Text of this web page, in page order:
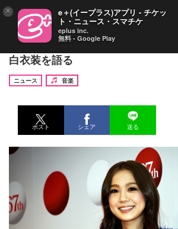
「今回は“大人の赤”です」西野カ
白衣装を語る
ニュース
音楽
ポスト シェア 送る
× e＋(イープラス)アプリ - チケッ
ト・ニュース・スマチケ
eplus inc.
無料 - Google Play